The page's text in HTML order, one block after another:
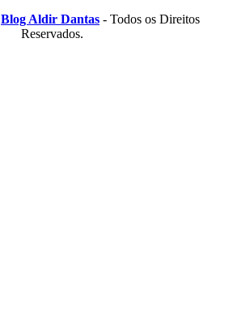
Blog Aldir Dantas - Todos os Direitos
Reservados.